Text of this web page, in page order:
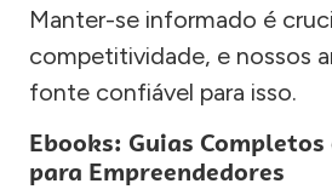
Manter-se informado é
competitividade, e nossos
fonte confiável para isso.
Ebooks: Guias
para Empreendedores